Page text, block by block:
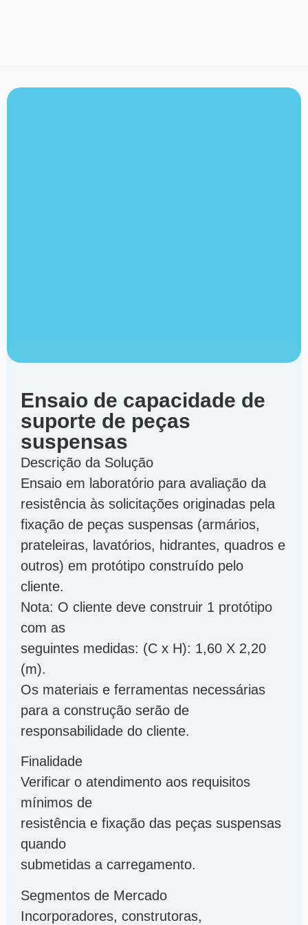
Ensaio de capacidade de
suporte de peças
suspensas
Descrição da Solução
Ensaio em laboratório para avaliação da
resistência às solicitações originadas pela
fixação de peças suspensas (armários,
prateleiras, lavatórios, hidrantes, quadros e
outros) em protótipo construído pelo
cliente.
Nota: O cliente deve construir 1 protótipo
com as
seguintes medidas: (C x H): 1,60 X 2,20
(m).
Os materiais e ferramentas necessárias
para a construção serão de
responsabilidade do cliente.
Finalidade
Verificar o atendimento aos requisitos
mínimos de
resistência e fixação das peças suspensas
quando
submetidas a carregamento.
Segmentos de Mercado
Incorporadores, construtoras,